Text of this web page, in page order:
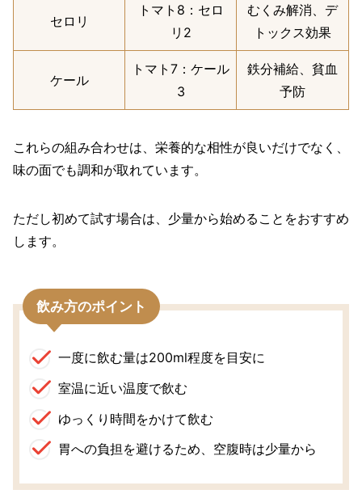
セロリ
トマト8：セロ
リ2
むくみ解消、デ
トックス効果
ケール
トマト7：ケール
3
鉄分補給、貧血
予防
これらの組み合わせは、栄養的な相性が良いだけでなく、
味の面でも調和が取れています。
ただし初めて試す場合は、少量から始めることをおすすめ
します。
飲み方のポイント
一度に飲む量は200ml程度を目安に
室温に近い温度で飲む
ゆっくり時間をかけて飲む
胃への負担を避けるため、空腹時は少量から